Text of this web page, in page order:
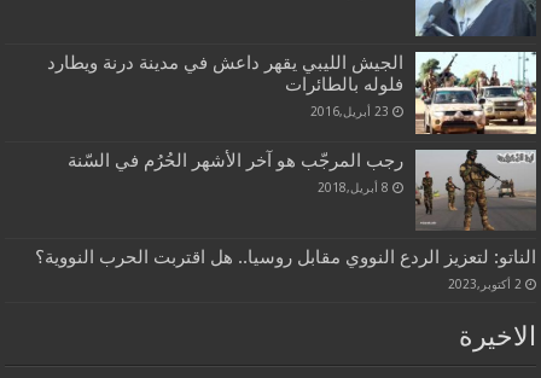
الجيش الليبي يقهر داعش في مدينة درنة ويطارد
فلوله بالطائرات
23 أبريل,2016
رجب المرجّب هو آخر الأشهر الحُرُم في السّنة
8 أبريل,2018
الناتو: لتعزيز الردع النووي مقابل روسيا.. هل اقتربت الحرب النووية؟
2 أكتوبر,2023
الاخيرة